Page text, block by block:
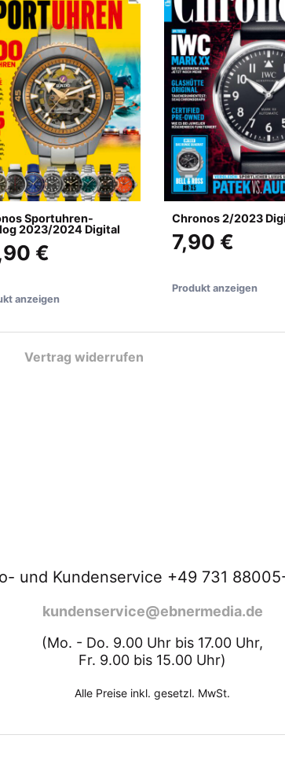
Sportuhren-
2023/2024 Digital
€
anzeigen
Chronos 2/2023
7,90 €
Produkt anzeigen
Vertrag widerrufen
und Kundenservice +49 731
kundenservice@ebnermedia.de
(Mo. - Do. 9.00 Uhr bis 17.00 Uhr,
Fr. 9.00 bis 15.00 Uhr)
Alle Preise inkl. gesetzl. MwSt.